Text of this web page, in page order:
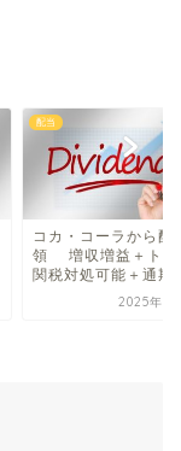
配当
コカ・コーラから配
領 増収増益＋トラ
関税対処可能＋通期
2025年10